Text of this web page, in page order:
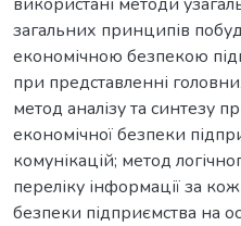
загальних принципів
економічною безпекою
при представленні
метод аналізу та синтезу
економічної безпеки
комунікацій; метод
переліку інформації за
безпеки підприємства на